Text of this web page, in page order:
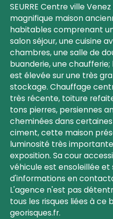
SEURRE Centre ville
magnifique maison
habitables comprenant
salon séjour, une cuisine
chambres, une salle de
buanderie, une
est élevée sur une très
stockage. Chauffage
très récente, toiture
tons pierres, persiennes
cheminées dans
ciment, cette maison
luminosité très
exposition. Sa cour
véhicule est ensoleillée et
d'informations en
L'agence n'est pas
tous les risques liées à
georisques.fr.